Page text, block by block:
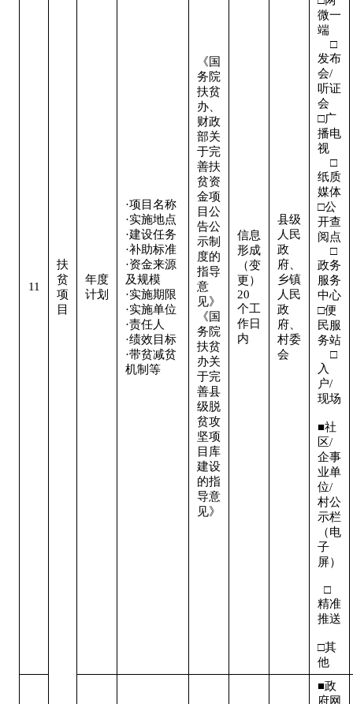
扶
贫
项
目
11
年度
计划
·项目名称
·实施地点
·建设任务
·补助标准
·资金来源
及规模
·实施期限
·实施单位
·责任人
·绩效目标
·带贫减贫
机制等
《国
务院
扶贫
办、
财政
部关
于完
善扶
贫资
金项
目公
告公
示制
度的
指导
意
见》
《国
务院
扶贫
办关
于完
善县
级脱
贫攻
坚项
目库
建设
的指
导意
见》
信息
形成
（变
更）
20
个工
作日
内
县级
人民
政
府、
乡镇
人民
政
府、
村委
会
微一
端
□
发布
会/
听证
会
□广
播电
视
□
纸质
媒体
□公
开查
阅点
□
政务
服务
中心
□便
民服
务站
□
入
户/
现场
■社
区/
企事
业单
位/
村公
示栏
（电
子
屏）
□
精准
推送
□其
他
■政
府网